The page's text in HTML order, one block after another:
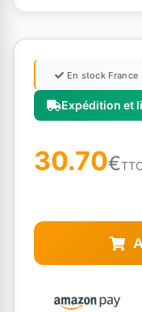
Expédition et
En stock France
30.70€